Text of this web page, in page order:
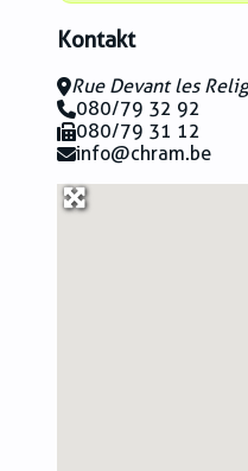
Kontakt
Rue Devant les
080/79 32 92
080/79 31 12
info@chram.be